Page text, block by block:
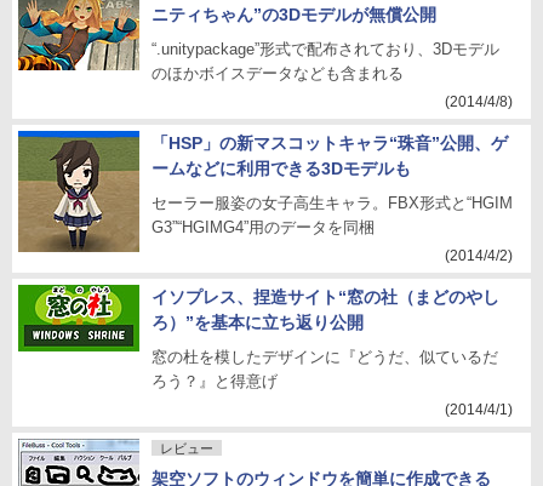
ニティちゃん”の3Dモデルが無償公開
“.unitypackage”形式で配布されており、3Dモデル
のほかボイスデータなども含まれる
(2014/4/8)
「HSP」の新マスコットキャラ“珠音”公開、ゲ
ームなどに利用できる3Dモデルも
セーラー服姿の女子高生キャラ。FBX形式と“HGIM
G3”“HGIMG4”用のデータを同梱
(2014/4/2)
イソプレス、捏造サイト“窓の社（まどのやし
ろ）”を基本に立ち返り公開
窓の杜を模したデザインに『どうだ、似ているだ
ろう？』と得意げ
(2014/4/1)
レビュー
架空ソフトのウィンドウを簡単に作成できる